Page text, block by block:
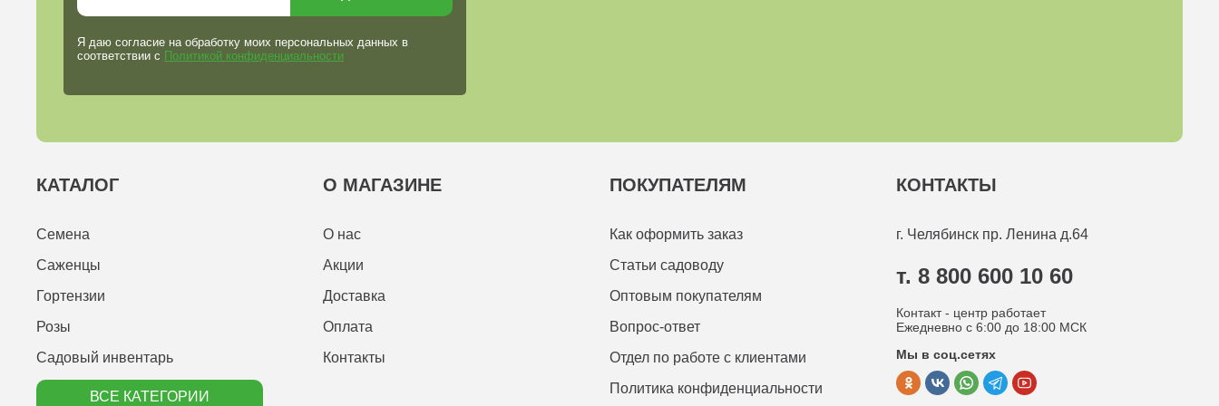
Я даю согласие на обработку моих персональных данных в
соответствии с Политикой конфиденциальности
КАТАЛОГ
Семена
Саженцы
Гортензии
Розы
Садовый инвентарь
ВСЕ КАТЕГОРИИ
О МАГАЗИНЕ
О нас
Акции
Доставка
Оплата
Контакты
ПОКУПАТЕЛЯМ
Как оформить заказ
Статьи садоводу
Оптовым покупателям
Вопрос-ответ
Отдел по работе с клиентами
Политика конфиденциальности
КОНТАКТЫ
г. Челябинск пр. Ленина д.64
т. 8 800 600 10 60
Контакт - центр работает
Ежедневно с 6:00 до 18:00 МСК
Мы в соц.сетях